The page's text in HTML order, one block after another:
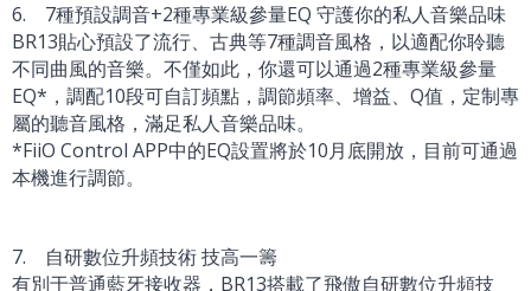
6. 7種預設調音+2種專業級參量EQ 守護你的私人音樂品味
BR13貼心預設了流行、古典等7種調音風格，以適配你聆聽
不同曲風的音樂。不僅如此，你還可以通過2種專業級參量
EQ*，調配10段可自訂頻點，調節頻率、增益、Q值，定制專
屬的聽音風格，滿足私人音樂品味。
*FiiO Control APP中的EQ設置將於10月底開放，目前可通過
本機進行調節。
7. 自研數位升頻技術 技高一籌
有別于普通藍牙接收器，BR13搭載了飛傲自研數位升頻技